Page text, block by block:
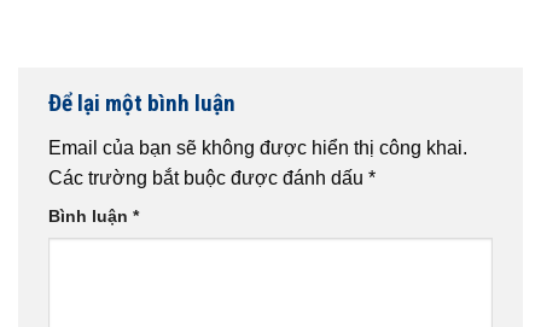
Để lại một bình luận
Email của bạn sẽ không được hiển thị công khai.
Các trường bắt buộc được đánh dấu *
Bình luận *